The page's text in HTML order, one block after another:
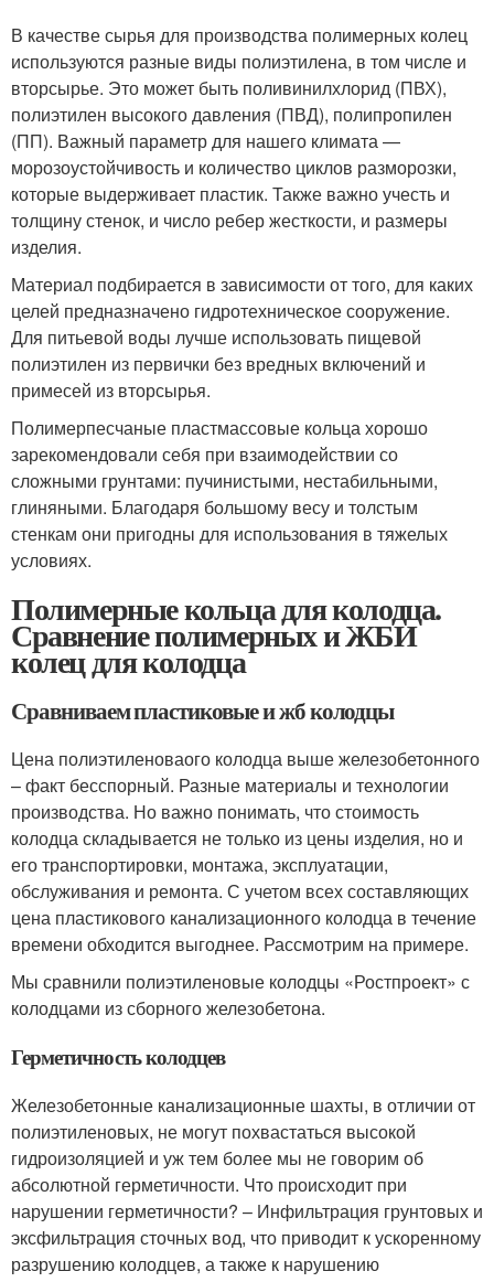
В качестве сырья для производства полимерных колец
используются разные виды полиэтилена, в том числе и
вторсырье. Это может быть поливинилхлорид (ПВХ),
полиэтилен высокого давления (ПВД), полипропилен
(ПП). Важный параметр для нашего климата —
морозоустойчивость и количество циклов разморозки,
которые выдерживает пластик. Также важно учесть и
толщину стенок, и число ребер жесткости, и размеры
изделия.
Материал подбирается в зависимости от того, для каких
целей предназначено гидротехническое сооружение.
Для питьевой воды лучше использовать пищевой
полиэтилен из первички без вредных включений и
примесей из вторсырья.
Полимерпесчаные пластмассовые кольца хорошо
зарекомендовали себя при взаимодействии со
сложными грунтами: пучинистыми, нестабильными,
глиняными. Благодаря большому весу и толстым
стенкам они пригодны для использования в тяжелых
условиях.
Полимерные кольца для колодца.
Сравнение полимерных и ЖБИ
колец для колодца
Сравниваем пластиковые и жб колодцы
Цена полиэтиленоваого колодца выше железобетонного
– факт бесспорный. Разные материалы и технологии
производства. Но важно понимать, что стоимость
колодца складывается не только из цены изделия, но и
его транспортировки, монтажа, эксплуатации,
обслуживания и ремонта. С учетом всех составляющих
цена пластикового канализационного колодца в течение
времени обходится выгоднее. Рассмотрим на примере.
Мы сравнили полиэтиленовые колодцы «Ростпроект» с
колодцами из сборного железобетона.
Герметичность колодцев
Железобетонные канализационные шахты, в отличии от
полиэтиленовых, не могут похвастаться высокой
гидроизоляцией и уж тем более мы не говорим об
абсолютной герметичности. Что происходит при
нарушении герметичности? – Инфильтрация грунтовых и
эксфильтрация сточных вод, что приводит к ускоренному
разрушению колодцев, а также к нарушению